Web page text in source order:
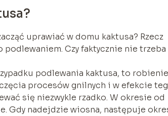
uprawiać w domu kaktusa? Rzecz
podlewaniem. Czy faktycznie nie trzeba
podlewania kaktusa, to robienie
procesów gnilnych i w efekcie
się niezwykle rzadko. W okresie od
Gdy nadejdzie wiosna, następuje